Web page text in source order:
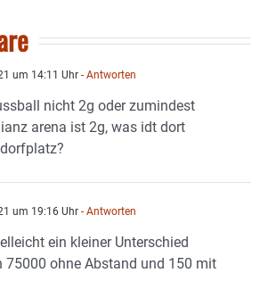
um 14:11 Uhr - Antworten
nicht 2g oder zumindest
arena ist 2g, was idt dort
um 19:16 Uhr - Antworten
ein kleiner Unterschied
75000 ohne Abstand und 150 mit